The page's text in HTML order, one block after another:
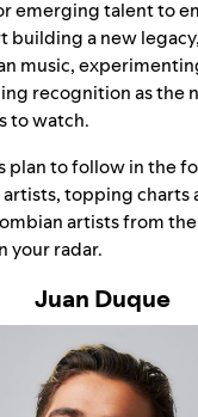
emerging talent to
building a new
music,
recognition as the
to watch.
plan to follow in the
artists, topping charts
artists from
your radar.
Juan Duque